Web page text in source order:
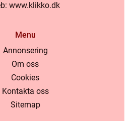
www.klikko.dk
Menu
Annonsering
Om oss
Cookies
Kontakta oss
Sitemap